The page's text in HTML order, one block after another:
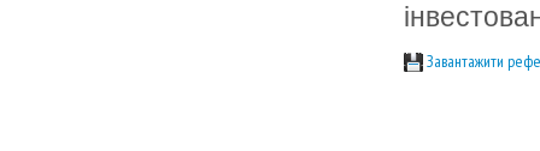
Завантажити